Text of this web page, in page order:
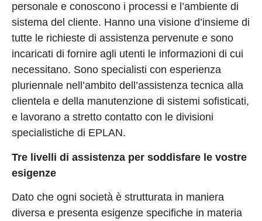
personale e conoscono i processi e l’ambiente di
sistema del cliente. Hanno una visione d’insieme di
tutte le richieste di assistenza pervenute e sono
incaricati di fornire agli utenti le informazioni di cui
necessitano. Sono specialisti con esperienza
pluriennale nell’ambito dell’assistenza tecnica alla
clientela e della manutenzione di sistemi sofisticati,
e lavorano a stretto contatto con le divisioni
specialistiche di EPLAN.
Tre livelli di assistenza per soddisfare le vostre
esigenze
Dato che ogni società è strutturata in maniera
diversa e presenta esigenze specifiche in materia